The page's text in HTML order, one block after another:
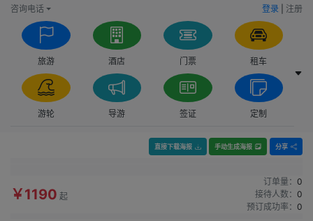
咨询电话 登录 注册
旅游 酒店 门票 租车
游轮 导游 签证 定制
直接下载海报 手动生成海报 分享
￥1190 起
订单量： 0
接待人数： 0
预订成功率： 0